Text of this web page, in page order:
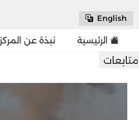
English
الرئيسية نبذة عن المركز